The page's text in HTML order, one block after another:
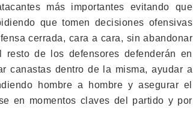
más importantes evitando que
que tomen decisiones ofensivas
cerrada, cara a cara, sin abandonar
resto de los defensores defenderán en
canastas dentro de la misma, ayudar a
hombre a hombre y asegurar el
en momentos claves del partido y por